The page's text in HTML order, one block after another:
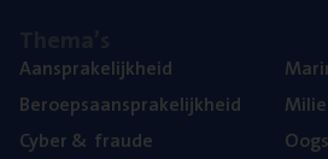
Aan­spra­ke­lijk­heid
Beroeps­aan­spra­ke­lijk­heid
Cyber& fraude